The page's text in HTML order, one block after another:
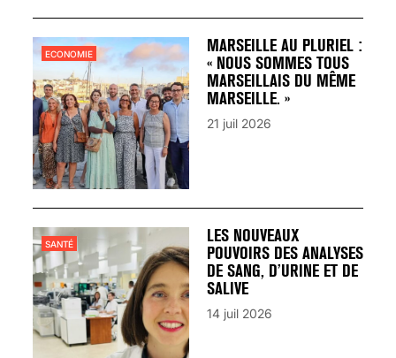
MARSEILLE AU PLURIEL :
« NOUS SOMMES TOUS
MARSEILLAIS DU MÊME
MARSEILLE. »
ECONOMIE
21 juil 2026
LES NOUVEAUX
POUVOIRS DES ANALYSES
DE SANG, D’URINE ET DE
SALIVE
SANTÉ
14 juil 2026